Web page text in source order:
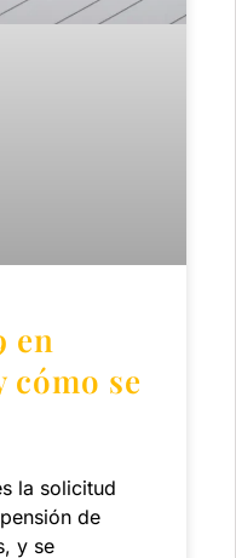
en
cómo se
la solicitud
de
y se